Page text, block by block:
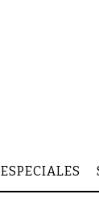
ESPECIALES